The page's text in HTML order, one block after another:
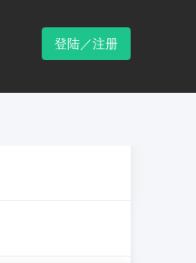
登陆／注册